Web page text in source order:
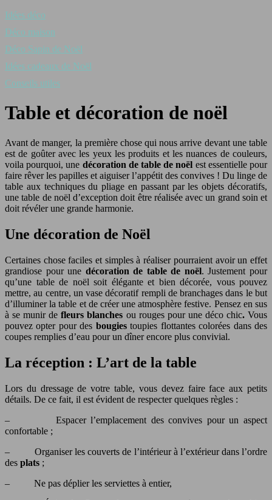
Idées déco
Déco maison
Déco Sapin de Noël
Idées cadeaux de Noël
Conseils utiles
Table et décoration de noël
Avant de manger, la première chose qui nous arrive devant une table
est de goûter avec les yeux les produits et les nuances de couleurs,
voila pourquoi, une décoration de table de noël est essentielle pour
faire rêver les papilles et aiguiser l’appétit des convives ! Du linge de
table aux techniques du pliage en passant par les objets décoratifs,
une table de noël d’exception doit être réalisée avec un grand soin et
doit révéler une grande harmonie.
Une décoration de Noël
Certaines chose faciles et simples à réaliser pourraient avoir un effet
grandiose pour une décoration de table de noël. Justement pour
qu’une table de noël soit élégante et bien décorée, vous pouvez
mettre, au centre, un vase décoratif rempli de branchages dans le but
d’illuminer la table et de créer une atmosphère festive. Pensez en sus
à se munir defleurs blanches ou rouges pour une déco chic.Vous
pouvez opter pour des bougiestoupies flottantes colorées dans des
coupes remplies d’eau pour un dîner encore plus convivial.
La réception : L’art de la table
Lors du dressage de votre table, vous devez faire face aux petits
détails. De ce fait, il est évident de respecter quelques règles :
– Espacer l’emplacement des convives pour un aspect
confortable ;
– Organiser les couverts de l’intérieur à l’extérieur dans l’ordre
des plats ;
– Ne pas déplier les serviettes à entier,